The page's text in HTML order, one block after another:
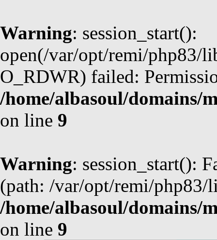
Warning: session_start():
open(/var/opt/remi/php83/
O_RDWR) failed:
/home/albasoul/domains/
on line 9
Warning: session_start():
(path: /var/opt/remi/php83/
/home/albasoul/domains/
on line 9